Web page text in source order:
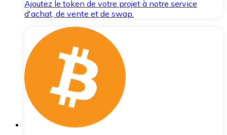
Ajoutez le token de votre projet à notre service
d'achat, de vente et de swap.